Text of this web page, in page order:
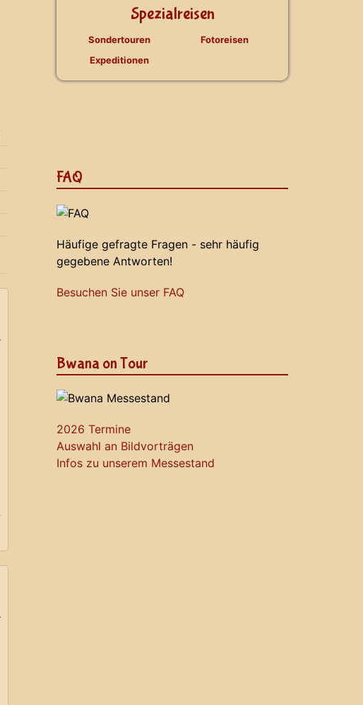
Spezialreisen
Sondertouren
Expeditionen
Fotoreisen
FAQ
Häufige gefragte Fragen - sehr häufig
gegebene Antworten!
Besuchen Sie unser FAQ
Bwana on Tour
2026 Termine
Auswahl an Bildvorträgen
Infos zu unserem Messestand